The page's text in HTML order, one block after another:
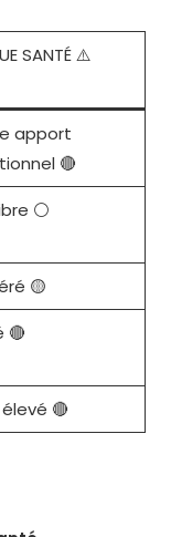
SANTÉ ⚠️
apport
🔴
⚪
🟡
🔴
🔴